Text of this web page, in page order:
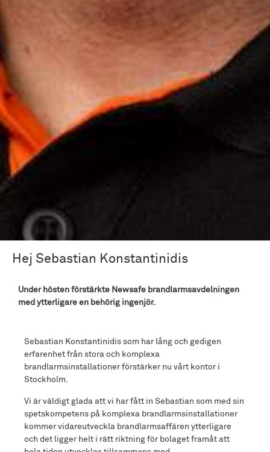
Hej Sebastian Konstantinidis
Under hösten förstärkte Newsafe brandlarmsavdelningen
med ytterligare en behörig ingenjör.
Sebastian Konstantinidis som har lång och gedigen
erfarenhet från stora och komplexa
brandlarmsinstallationer förstärker nu vårt kontor i
Stockholm.
Vi är väldigt glada att vi har fått in Sebastian som med sin
spetskompetens på komplexa brandlarmsinstallationer
kommer vidareutveckla brandlarmsaffären ytterligare
och det ligger helt i rätt riktning för bolaget framåt att